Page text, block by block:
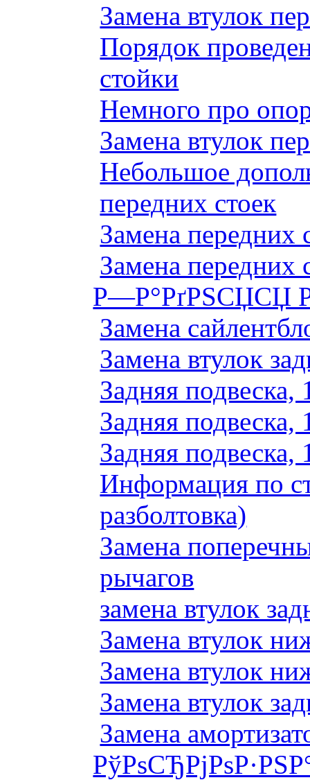
Замена втулок
Порядок
стойки
Немного про
Замена втулок
Небольшое
передних стоек
Замена передних
Замена передних
Р—Р°РґРЅСЏСЏ
Замена
Замена втулок
Задняя подвеска,
Задняя подвеска,
Задняя
Информация по
разболтовка)
Замена
рычагов
замена втулок
Замена втулок
Замена втулок
Замена втулок
Замена